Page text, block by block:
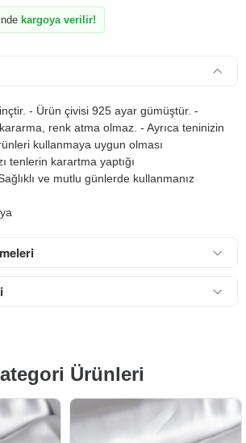
kargoya verilir!
- Ürün çivisi 925 ayar gümüştür. -
renk atma olmaz. - Ayrıca teninizin
kullanmaya uygun olması
tenlerin karartma yaptığı
ve mutlu günlerde kullanmanız
Ürünleri